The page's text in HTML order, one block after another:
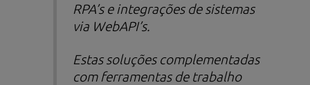
RPA’s e integrações de sistemas
via WebAPI’s.
Estas soluções complementadas
com ferramentas de trabalho